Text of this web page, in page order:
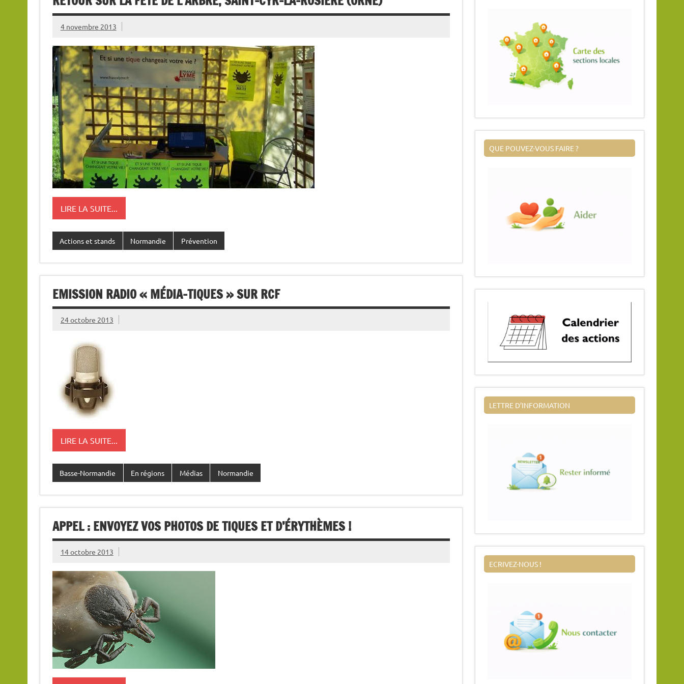
4 novembre 2013
LIRE LA SUITE...
Actions et stands Normandie Prévention
EMISSION RADIO « MÉDIA-TIQUES » SUR RCF
24 octobre 2013
LIRE LA SUITE...
Basse-Normandie En régions Médias Normandie
APPEL : ENVOYEZ VOS PHOTOS DE TIQUES ET D’ÉRYTHÈMES !
14 octobre 2013
QUE POUVEZ-VOUS FAIRE ?
LETTRE D’INFORMATION
ECRIVEZ-NOUS !